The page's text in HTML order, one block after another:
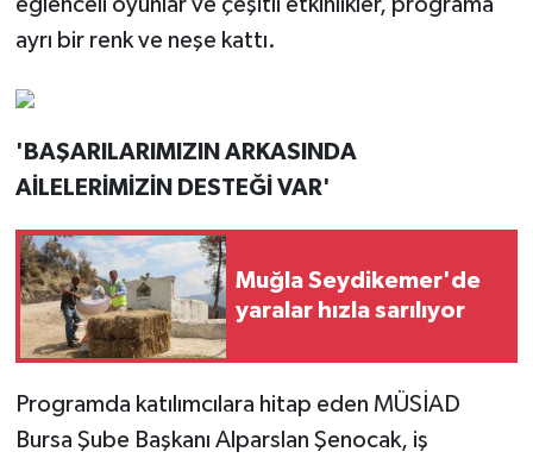
eğlenceli oyunlar ve çeşitli etkinlikler, programa
ayrı bir renk ve neşe kattı.
'BAŞARILARIMIZIN ARKASINDA
AİLELERİMİZİN DESTEĞİ VAR'
Muğla Seydikemer'de
yaralar hızla sarılıyor
Programda katılımcılara hitap eden MÜSİAD
Bursa Şube Başkanı Alparslan Şenocak, iş